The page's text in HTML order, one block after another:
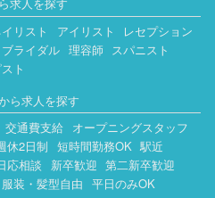
求人を探す
リスト アイリスト
レセプション
ブライダル 理容師 スパニスト
ト
ら求人を探す
交通費支給 オープニングスタッフ
休2日制 短時間勤務OK 駅近
応相談 新卒歓迎 第二新卒歓迎
服装・髪型自由 平日のみOK